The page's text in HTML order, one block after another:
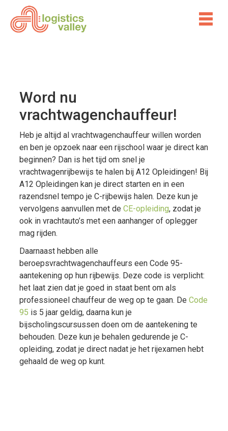
Word nu
vrachtwagenchauffeur!
Heb je altijd al vrachtwagenchauffeur willen worden
en ben je opzoek naar een rijschool waar je direct kan
beginnen? Dan is het tijd om snel je
vrachtwagenrijbewijs te halen bij A12 Opleidingen! Bij
A12 Opleidingen kan je direct starten en in een
razendsnel tempo je C-rijbewijs halen. Deze kun je
vervolgens aanvullen met de CE-opleiding, zodat je
ook in vrachtauto’s met een aanhanger of oplegger
mag rijden.
Daarnaast hebben alle
beroepsvrachtwagenchauffeurs een Code 95-
aantekening op hun rijbewijs. Deze code is verplicht:
het laat zien dat je goed in staat bent om als
professioneel chauffeur de weg op te gaan. De Code
95 is 5 jaar geldig, daarna kun je
bijscholingscursussen doen om de aantekening te
behouden. Deze kun je behalen gedurende je C-
opleiding, zodat je direct nadat je het rijexamen hebt
gehaald de weg op kunt.